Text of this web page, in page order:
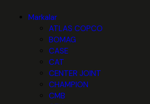
Markalar
ATLAS COPCO
BOMAG
CASE
CAT
CENTER JOINT
CHAMPION
CMB